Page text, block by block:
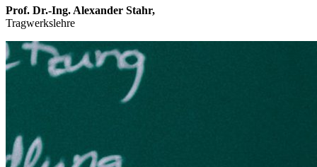
Prof. Dr.-Ing. Alexander Stahr,
Tragwerkslehre